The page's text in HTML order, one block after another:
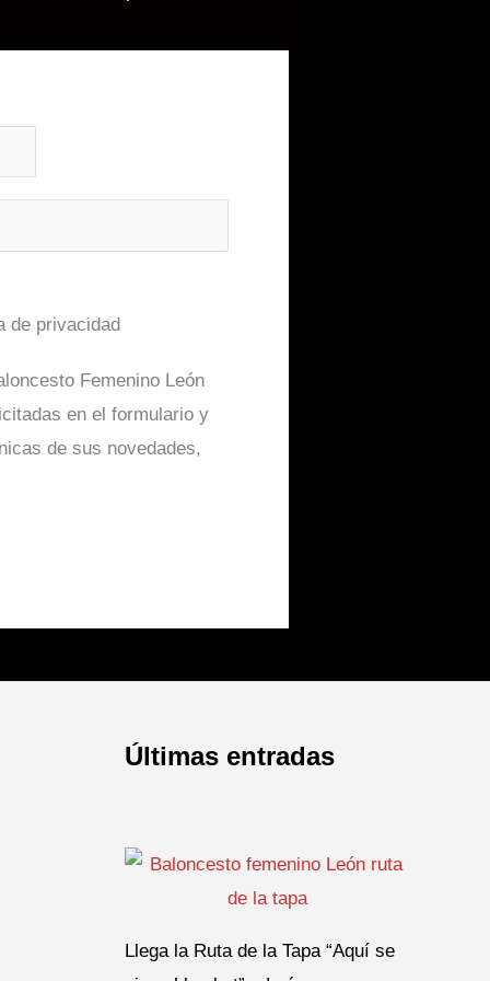
de privacidad
Femenino León
en el formulario y
de sus novedades,
Últimas entradas
Llega la Ruta de la Tapa “Aquí se